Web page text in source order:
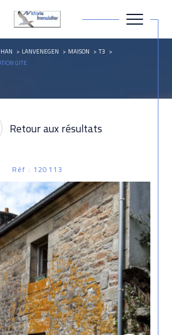
LANVENEGEN MAISON
T3
GITE
Retour aux résultats
Réf : 120113